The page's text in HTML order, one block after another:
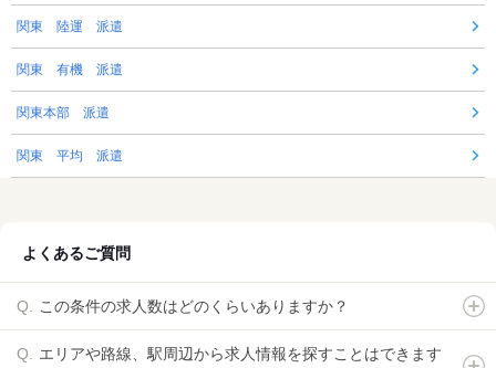
関東 陸運 派遣
関東 有機 派遣
関東本部 派遣
関東 平均 派遣
よくあるご質問
この条件の求人数はどのくらいありますか？
エリアや路線、駅周辺から求人情報を探すことはできます